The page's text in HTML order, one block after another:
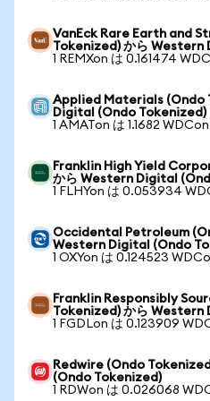
VanEck Rare Earth and
Tokenized) から
1 REMXon は 0.161474
Applied Materials (Ondo
Digital (Ondo Tokenized)
1 AMATon は 1.1682
Franklin High Yield
から Western Digital
1 FLHYon は 0.053934
Occidental Petroleum
Western Digital (Ondo
1 OXYon は 0.124523
Franklin Responsibly
Tokenized) から
1 FGDLon は 0.123909
Redwire (Ondo
(Ondo Tokenized)
1 RDWon は 0.026068